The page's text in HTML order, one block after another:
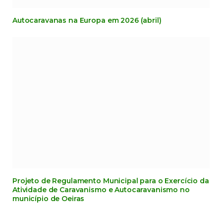
Autocaravanas na Europa em 2026 (abril)
Projeto de Regulamento Municipal para o Exercício da
Atividade de Caravanismo e Autocaravanismo no
município de Oeiras